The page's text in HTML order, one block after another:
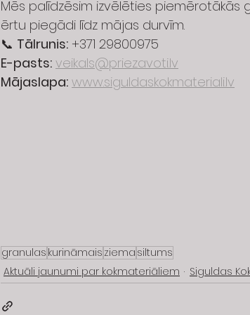
Mēs palīdzēsim izvēlēties
ērtu piegādi līdz mājas durvīm.
📞 Tālrunis: +371 29800975
E-pasts: veikals@priezavoti.lv
Mājaslapa: www.siguldaskokmateriali.lv
granulas kurināmais ziema siltums
Aktuāli jaunumi par kokmateriāliem
Siguldas